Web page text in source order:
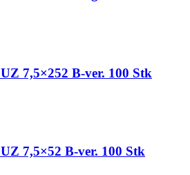
7,5×252 B-ver. 100 Stk
7,5×52 B-ver. 100 Stk